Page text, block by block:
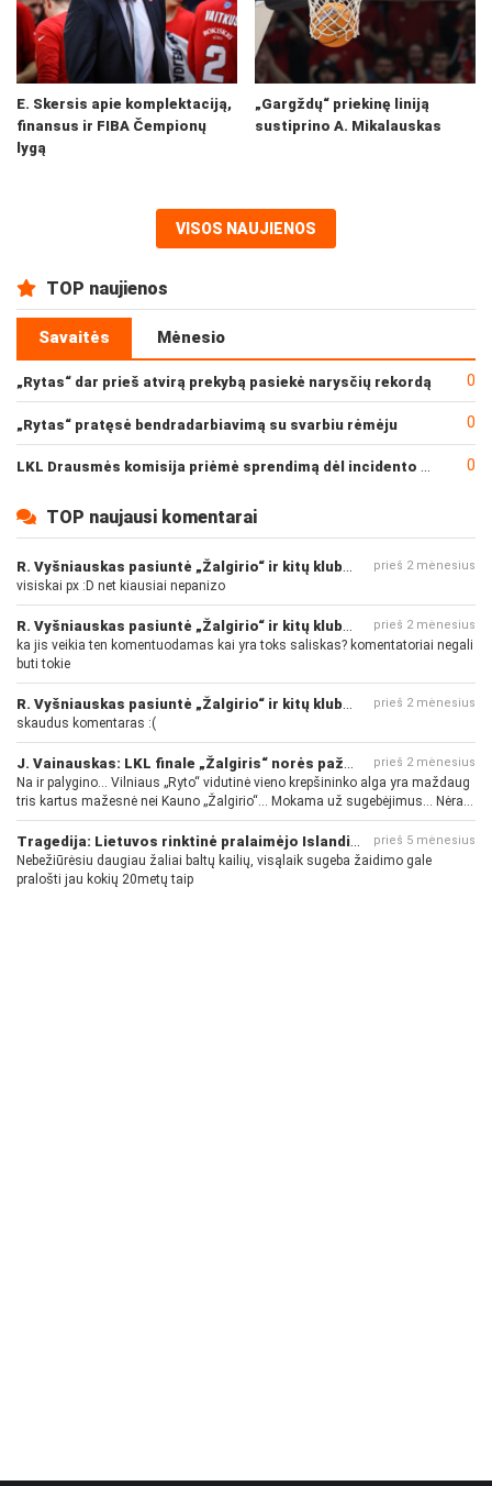
E. Skersis apie komplektaciją,
finansus ir FIBA Čempionų
lygą
„Gargždų“ priekinę liniją
sustiprino A. Mikalauskas
VISOS NAUJIENOS
TOP naujienos
Savaitės Mėnesio
„Rytas“ dar prieš atvirą prekybą pasiekė narysčių rekordą 0
„Rytas“ pratęsė bendradarbiavimą su svarbiu rėmėju 0
0
TOP naujausi komentarai
prieš 2 mėnesius
visiskai px :D net kiausiai nepanizo
prieš 2 mėnesius
ka jis veikia ten komentuodamas kai yra toks saliskas? komentatoriai negali
buti tokie
prieš 2 mėnesius
skaudus komentaras :(
prieš 2 mėnesius
Na ir palygino... Vilniaus „Ryto“ vidutinė vieno krepšininko alga yra maždaug
tris kartus mažesnė nei Kauno „Žalgirio“... Mokama už sugebėjimus... Nėra
pinigų - nėra gerų žaidėjų...
prieš 5 mėnesius
Nebežiūrėsiu daugiau žaliai baltų kailių, visąlaik sugeba žaidimo gale
pralošti jau kokių 20metų taip